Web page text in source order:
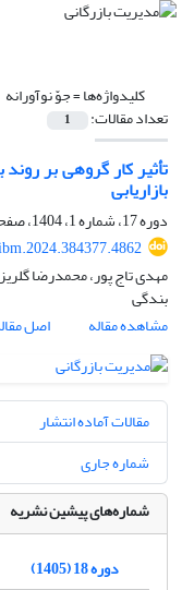
کلیدواژه‌ها =جوّ نوآورانه
تعداد مقالات: 1
تأثیر کار گروهی بر
بازاریابی
دوره 17، شماره 1، 1404، صفحه
مهدی تاج پور، محمدرضا
بندگی
مشاهده مقاله
اصل
مقالات آماده انتشار
شماره جاری
شماره‌های پیشین نشریه
دوره 18 (1405)